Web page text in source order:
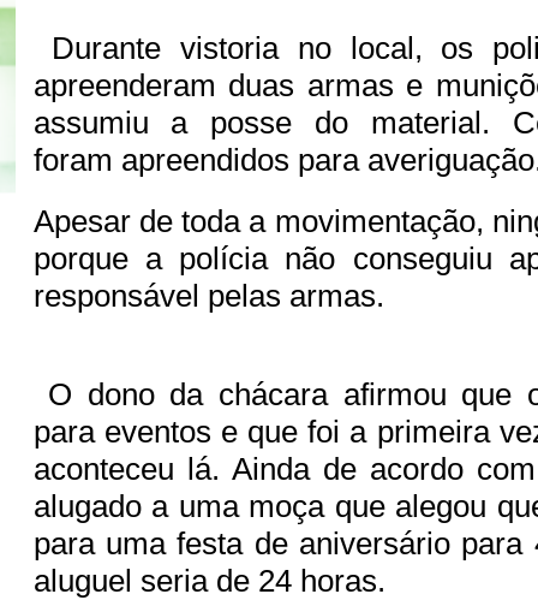
Durante vistoria no local, os
apreenderam duas armas e
assumiu a posse do material.
foram apreendidos para
Apesar de toda a movimentação,
porque a polícia não conseguiu
responsável pelas armas.
O dono da chácara afirmou que
para eventos e que foi a primeira
aconteceu lá. Ainda de acordo
alugado a uma moça que alegou
para uma festa de aniversário para
aluguel seria de 24 horas.